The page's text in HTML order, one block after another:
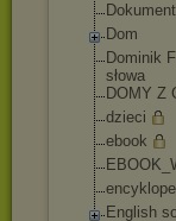
Dom
Dominik
słowa
DOMY Z
dzieci
ebook
English